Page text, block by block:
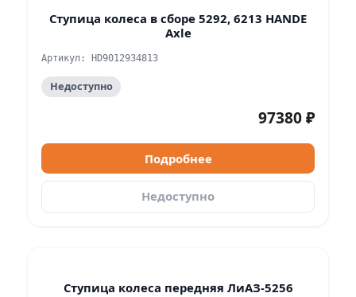
Ступица колеса в сборе 5292, 6213 HANDE
Axle
Артикул: HD9012934813
Недоступно
97380 ₽
Подробнее
Недоступно
Ступица колеса передняя ЛиАЗ-5256